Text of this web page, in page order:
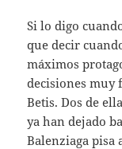
Si lo digo
que decir
máximos
decisiones muy
Betis. Dos de
ya han dejado
Balenziaga pisa